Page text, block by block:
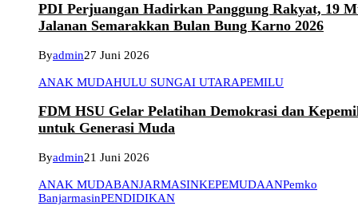
PDI Perjuangan Hadirkan Panggung Rakyat, 19
Jalanan Semarakkan Bulan Bung Karno 2026
Byadmin27 Juni 2026
ANAK MUDAHULU SUNGAI UTARAPEMILU
FDM HSU Gelar Pelatihan Demokrasi dan
untuk Generasi Muda
Byadmin21 Juni 2026
ANAK MUDABANJARMASINKEPEMUDAANPemko
BanjarmasinPENDIDIKAN